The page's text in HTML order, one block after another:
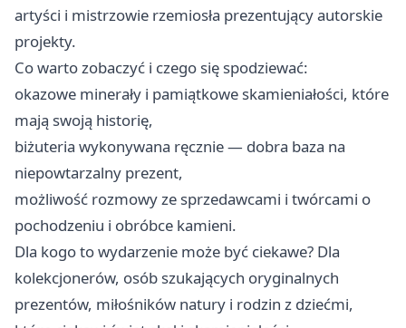
artyści i mistrzowie rzemiosła prezentujący autorskie
projekty.
Co warto zobaczyć i czego się spodziewać:
okazowe minerały i pamiątkowe skamieniałości, które
mają swoją historię,
biżuteria wykonywana ręcznie — dobra baza na
niepowtarzalny prezent,
możliwość rozmowy ze sprzedawcami i twórcami o
pochodzeniu i obróbce kamieni.
Dla kogo to wydarzenie może być ciekawe? Dla
kolekcjonerów, osób szukających oryginalnych
prezentów, miłośników natury i rodzin z dziećmi,